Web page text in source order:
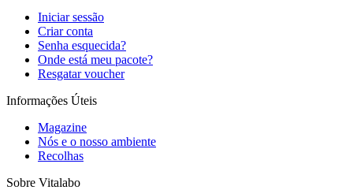
Iniciar sessão
Criar conta
Senha esquecida?
Onde está meu pacote?
Resgatar voucher
Informações Úteis
Magazine
Nós e o nosso ambiente
Recolhas
Sobre Vitalabo